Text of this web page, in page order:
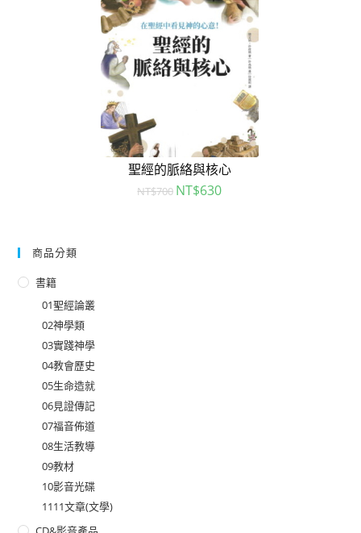
聖經的脈絡與核心
NT$700 NT$630
商品分類
書籍
01聖經論叢
02神學類
03實踐神學
04教會歷史
05生命造就
06見證傳記
07福音佈道
08生活教導
09教材
10影音光碟
1111文章(文學)